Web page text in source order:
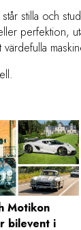
stilla och
perfektion,
Motikon
bilevent i